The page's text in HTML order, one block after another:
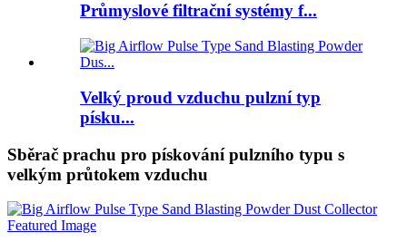
Průmyslové filtrační systémy f...
Velký proud vzduchu pulzní typ
písku...
Sběrač prachu pro pískování pulzního typu s
velkým průtokem vzduchu